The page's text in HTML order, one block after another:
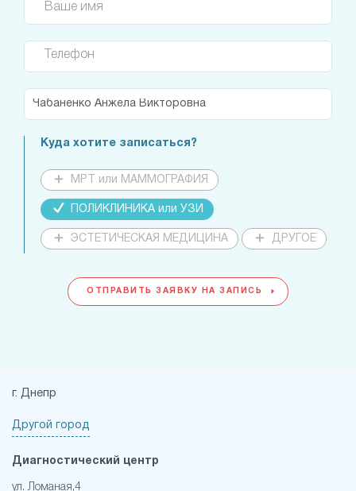
Ваше имя
Телефон
Куда хотите записаться?
МРТ или МАММОГРАФИЯ
ПОЛИКЛИНИКА или УЗИ
ЭСТЕТИЧЕСКАЯ МЕДИЦИНА ДРУГОЕ
ОТПРАВИТЬ ЗАЯВКУ НА ЗАПИСЬ
г. Днепр
Другой город
Диагностический центр
ул. Ломаная,4